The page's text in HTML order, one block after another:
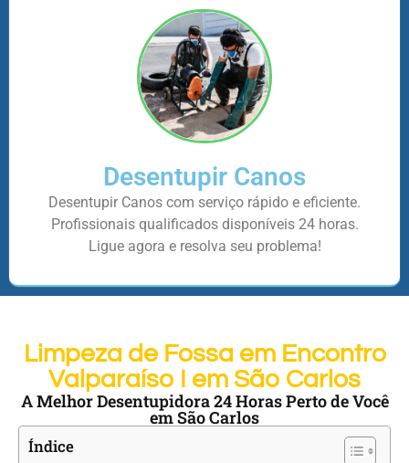
Desentupir Canos
Desentupir Canos com serviço rápido e eficiente.
Profissionais qualificados disponíveis 24 horas.
Ligue agora e resolva seu problema!
Limpeza de Fossa em Encontro
Valparaíso I em São Carlos
A Melhor Desentupidora 24 Horas Perto de Você
em São Carlos
Índice